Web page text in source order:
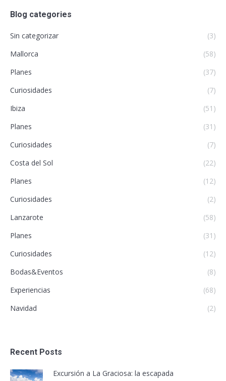
Blog categories
Sin categorizar
(3)
Mallorca
(58)
Planes
(37)
Curiosidades
(7)
Ibiza
(51)
Planes
(31)
Curiosidades
(7)
Costa del Sol
(22)
Planes
(12)
Curiosidades
(2)
Lanzarote
(58)
Planes
(31)
Curiosidades
(12)
Bodas&Eventos
(8)
Experiencias
(68)
Navidad
(2)
Recent Posts
Excursión a La Graciosa: la escapada